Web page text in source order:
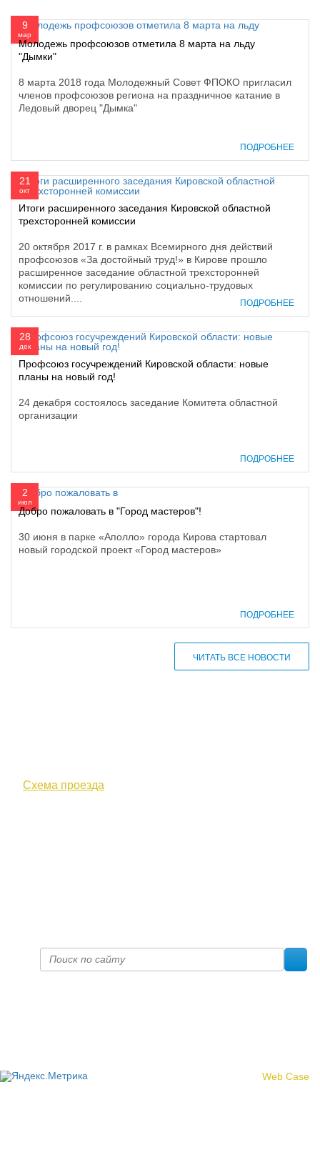
9
мар
Молодежь профсоюзов отметила 8 марта на льду
"Дымки"
8 марта 2018 года Молодежный Совет ФПОКО пригласил
членов профсоюзов региона на праздничное катание в
Ледовый дворец "Дымка"
ПОДРОБНЕЕ
21
окт
Итоги расширенного заседания Кировской областной
трехсторонней комиссии
20 октября 2017 г. в рамках Всемирного дня действий
профсоюзов «За достойный труд!» в Кирове прошло
расширенное заседание областной трехсторонней
комиссии по регулированию социально-трудовых
отношений....
ПОДРОБНЕЕ
28
дек
Профсоюз госучреждений Кировской области: новые
планы на новый год!
24 декабря состоялось заседание Комитета областной
организации
ПОДРОБНЕЕ
2
июл
Добро пожаловать в "Город мастеров"!
30 июня в парке «Аполло» города Кирова стартовал
новый городской проект «Город мастеров»
ПОДРОБНЕЕ
ЧИТАТЬ ВСЕ НОВОСТИ
Схема проезда
Web Case